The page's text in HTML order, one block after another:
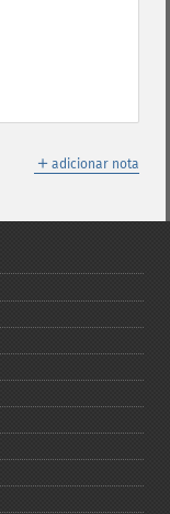
＋ adicionar nota